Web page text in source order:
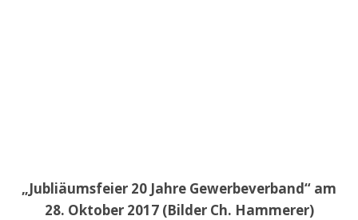
„Jubliäumsfeier 20 Jahre Gewerbeverband“ am
28. Oktober 2017 (Bilder Ch. Hammerer)